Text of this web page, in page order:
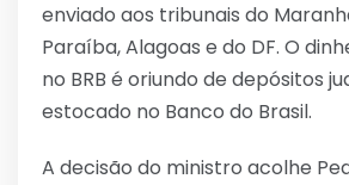
enviado aos tribunais do
Paraíba, Alagoas e do DF. O
no BRB é oriundo de depósitos
estocado no Banco do Brasil.
A decisão do ministro acolhe